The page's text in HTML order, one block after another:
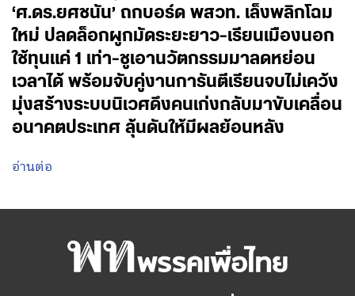
‘ศ.ดร.ยศชนัน’ ถกบอร์ด พสวท. เล็งพลิกโฉม
ใหม่ ปลดล็อกผูกมัดระยะยาว-เรียนเมืองนอก
ใช้ทุนแค่ 1 เท่า-ชูเอานวัตกรรมมาลดหย่อน
เวลาได้ พร้อมจับคู่งานการันตีเรียนจบไม่เคว้ง
มุ่งสร้างระบบนิเวศดึงคนเก่งกลับมาขับเคลื่อน
อนาคตประเทศ ลุ้นดันให้มีผลย้อนหลัง
อ่านต่อ